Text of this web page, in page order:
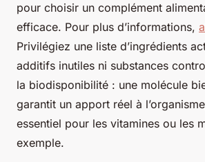
pour choisir un complément
efficace. Pour plus d’informations,
Privilégiez une liste d’ingrédients
additifs inutiles ni substances
la biodisponibilité : une molécule
garantit un apport réel à
essentiel pour les vitamines ou les
exemple.